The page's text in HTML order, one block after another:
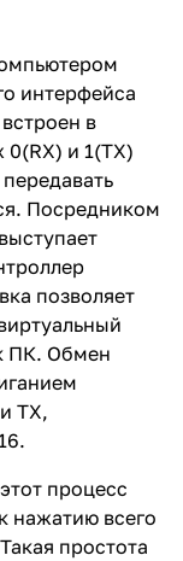
интерфейса
в
0(RX) и 1(TX)
Посредником
позволяет
ПК. Обмен
TX,
процесс
нажатию всего
простота